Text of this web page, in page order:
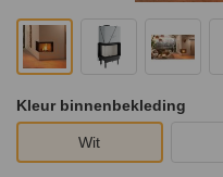
Kleur binnenbekleding
Wit